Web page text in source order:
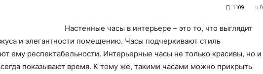
0
1109
Настенные часы в интерьере – это то, что выглядит
и элегантности помещению. Часы подчеркивают стиль
ему респектабельности. Интерьерные часы не только красивы, но и
показывают время. К тому же, такими часами можно прикрыть